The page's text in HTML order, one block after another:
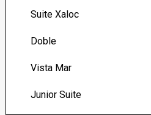
Suite Xaloc
Doble
Vista Mar
Junior Suite